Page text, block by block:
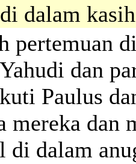
dalam
pertemuan
dan
Paulus
mereka dan
di dalam